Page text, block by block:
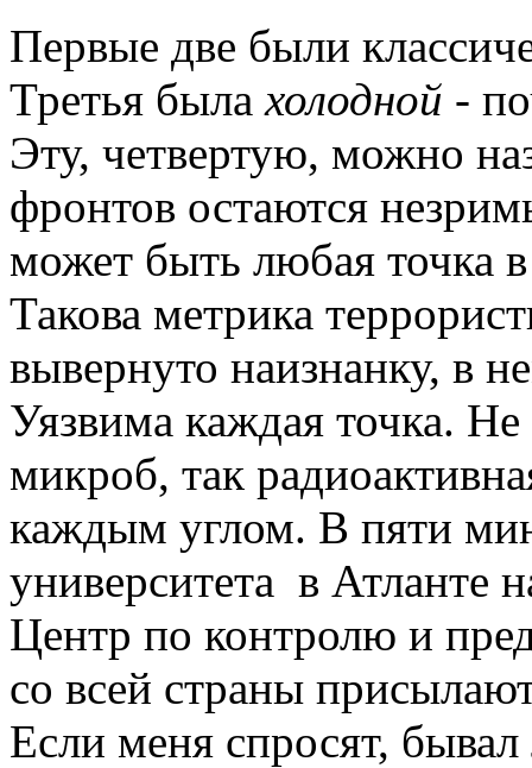
Первые две были
Третья былахолодной -
Эту, четвертую, можно
фронтов остаются
может быть любая точка
Такова метрика
вывернуто наизнанку, в
Уязвима каждая точка.
микроб, так
каждым углом. В пяти
университета в Атланте
Центр по контролю и
со всей страны
Если меня спросят,